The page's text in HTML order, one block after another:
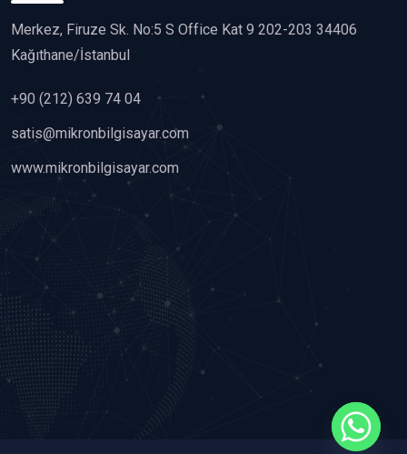
Merkez, Firuze Sk. No:5 S Office Kat 9 202-203 34406
Kağıthane/İstanbul
+90 (212) 639 74 04
satis@mikronbilgisayar.com
www.mikronbilgisayar.com